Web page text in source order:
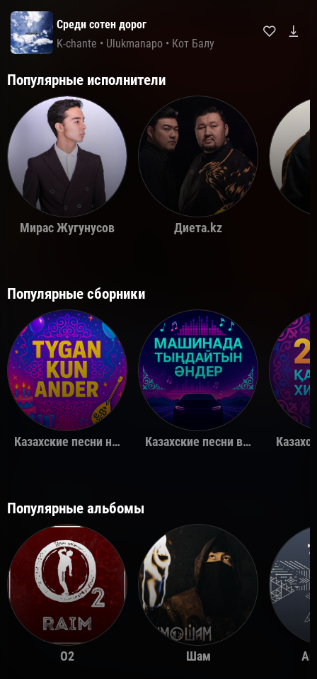
Среди сотен дорог
K-chante • Ulukmanapo • Кот Балу
Популярные исполнители
Мирас Жугунусов Диета.kz
Популярные сборники
Казахские песни на день рождения Казахские песни в машину
Популярные альбомы
O2 Шам